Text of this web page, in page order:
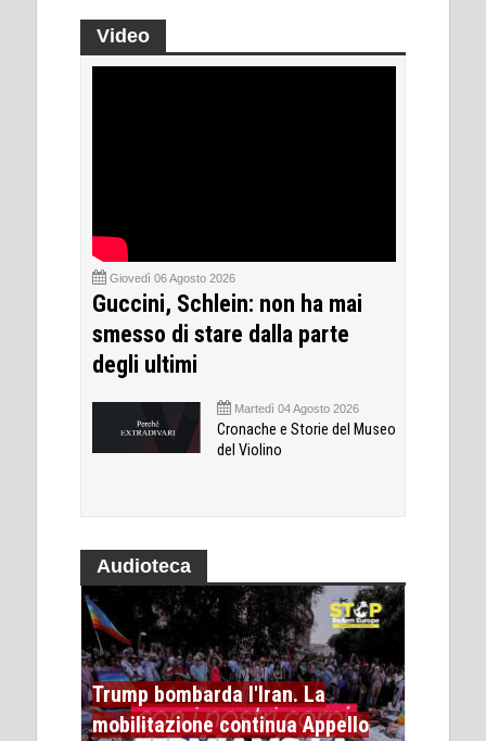
Video
Giovedì 06 Agosto 2026
Guccini, Schlein: non ha mai
smesso di stare dalla parte
degli ultimi
Martedì 04 Agosto 2026
Cronache e Storie del Museo
del Violino
Audioteca
Trump bombarda l'Iran. La
mobilitazione continua Appello